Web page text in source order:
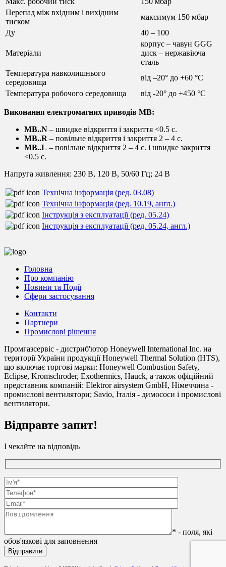
Перепад між вхідним і вихідним
тиском
максимум 150 мбар
Ду
40 – 100
Матеріали
корпус – чавун GGG
диск – нержавіюча
сталь
Температура навколишнього
середовища
від –20° до +60 °C
Температура робочого середовища
від -20° до +450 °C
Виконання електромагних приводів MB:
MB..N – швидке відкриття і закриття <0.5 с.
MB..R – повільне відкриття і закриття 2 – 4 с.
MB..L – повільне відкриття 2 – 4 с. і швидке закриття
<0.5 c.
Напруга живлення: 230 В, 120 В, 50/60 Гц; 24 В
Технічна інформація (ред. 03.08)
Технічна інформація (ред. 10.19, англ.)
Інструкція з експлуатації (ред. 05.24)
Інструкція з експлуатації (ред. 05.24, англ.)
Головна
Про компанію
Новини та Події
Сфери застосування
Контакти
Партнери
Промислові рішення
Промгазсервіс - дистриб'ютор Honeywell International Inc. на
території України продукції Honeywell Thermal Solution (HTS),
що включає торгові марки: Honeywell Combustion Safety,
Eclipse, Kromschroder, Exothermics, Hauck, а також офіційний
представник компаній: Elektror airsystem GmbH, Німеччина -
промислові вентилятори; Savio, Італія - димососи і промислові
вентилятори.
Відправте запит!
І чекайте на відповідь
* - поля, які
обов'язкові для заповнення